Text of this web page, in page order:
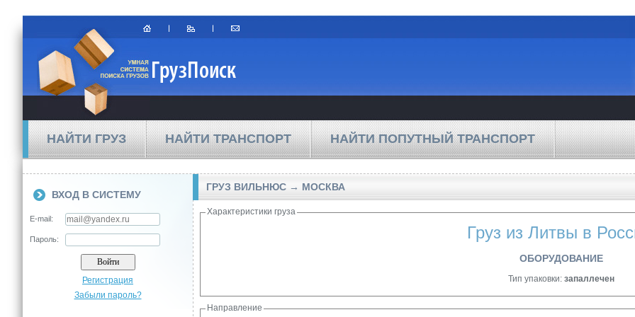
НАЙТИ ГРУЗ НАЙТИ ТРАНСПОРТ НАЙТИ ПОПУТНЫЙ ТРАНСПОРТ
ВХОД В СИСТЕМУ
E-mail:
Пароль:
Регистрация
Забыли пароль?
ГРУЗ ВИЛЬНЮС → МОСКВА
Характеристики груза
Груз из Литвы в
ОБОРУДОВАНИЕ
Тип упаковки: запаллечен
Направление